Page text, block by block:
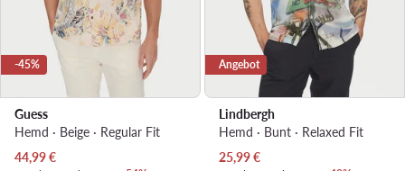
-45%
Guess
Hemd · Beige · Regular Fit
Aktueller Preis
44,99€
Angebot
Lindbergh
Hemd · Bunt · Relaxed Fit
Aktueller Preis
25,99€